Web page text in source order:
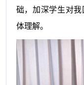
础，加深学生对
体理解。